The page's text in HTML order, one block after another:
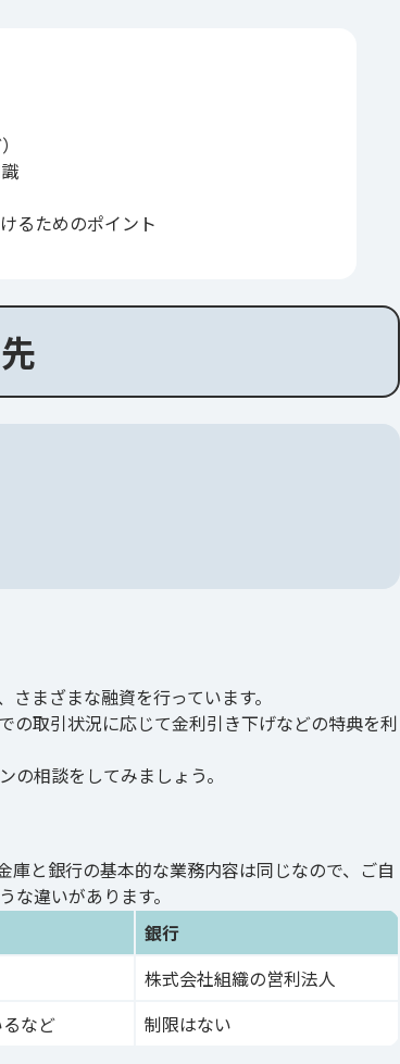
るためのポイント
まざまな融資を行っています。
の取引状況に応じて金利引き下げなどの特典を利
相談をしてみましょう。
と銀行の基本的な業務内容は同じなので、ご自
違いがあります。
銀行
株式会社組織の営利法人
など 制限はない